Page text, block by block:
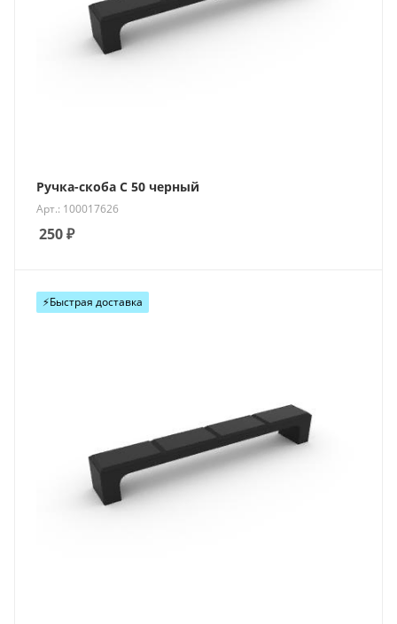
Ручка-скоба С 50 черный
Арт.: 100017626
250₽
⚡️Быстрая доставка